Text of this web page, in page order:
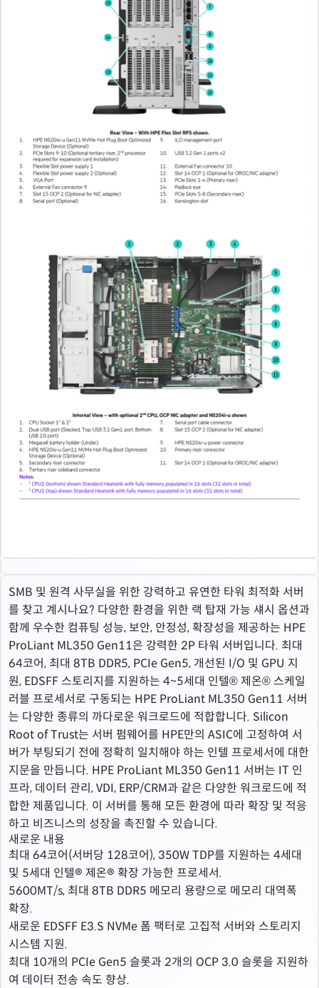
SMB 및 원격 사무실을 위한 강력하고 유연한 타워 최적화 서버
를 찾고 계시나요? 다양한 환경을 위한 랙 탑재 가능 섀시 옵션과
함께 우수한 컴퓨팅 성능, 보안, 안정성, 확장성을 제공하는 HPE
ProLiant ML350 Gen11은 강력한 2P 타워 서버입니다. 최대
64코어, 최대 8TB DDR5, PCIe Gen5, 개선된 I/O 및 GPU 지
원, EDSFF 스토리지를 지원하는 4~5세대 인텔® 제온® 스케일
러블 프로세서로 구동되는 HPE ProLiant ML350 Gen11 서버
는 다양한 종류의 까다로운 워크로드에 적합합니다. Silicon
Root of Trust는 서버 펌웨어를 HPE만의 ASIC에 고정하여 서
버가 부팅되기 전에 정확히 일치해야 하는 인텔 프로세서에 대한
지문을 만듭니다. HPE ProLiant ML350 Gen11 서버는 IT 인
프라, 데이터 관리, VDI, ERP/CRM과 같은 다양한 워크로드에 적
합한 제품입니다. 이 서버를 통해 모든 환경에 따라 확장 및 적응
하고 비즈니스의 성장을 촉진할 수 있습니다.
새로운 내용
최대 64코어(서버당 128코어), 350W TDP를 지원하는 4세대
및 5세대 인텔® 제온® 확장 가능한 프로세서.
5600MT/s, 최대 8TB DDR5 메모리 용량으로 메모리 대역폭
확장.
새로운 EDSFF E3.S NVMe 폼 팩터로 고집적 서버와 스토리지
시스템 지원.
최대 10개의 PCIe Gen5 슬롯과 2개의 OCP 3.0 슬롯을 지원하
여 데이터 전송 속도 향상.